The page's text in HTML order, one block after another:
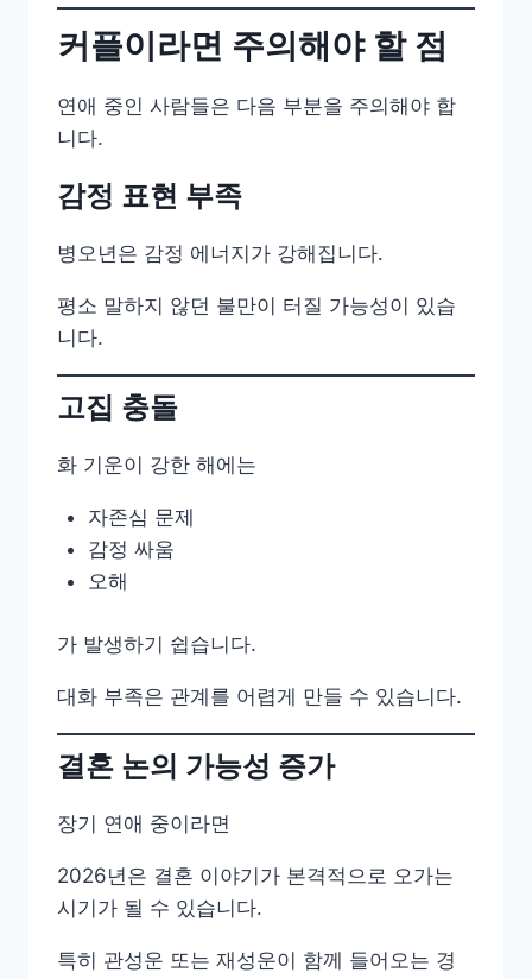
커플이라면 주의해야 할 점
연애 중인 사람들은 다음 부분을 주의해야 합
니다.
감정 표현 부족
병오년은 감정 에너지가 강해집니다.
평소 말하지 않던 불만이 터질 가능성이 있습
니다.
고집 충돌
화 기운이 강한 해에는
자존심 문제
감정 싸움
오해
가 발생하기 쉽습니다.
대화 부족은 관계를 어렵게 만들 수 있습니다.
결혼 논의 가능성 증가
장기 연애 중이라면
2026년은 결혼 이야기가 본격적으로 오가는
시기가 될 수 있습니다.
특히 관성운 또는 재성운이 함께 들어오는 경